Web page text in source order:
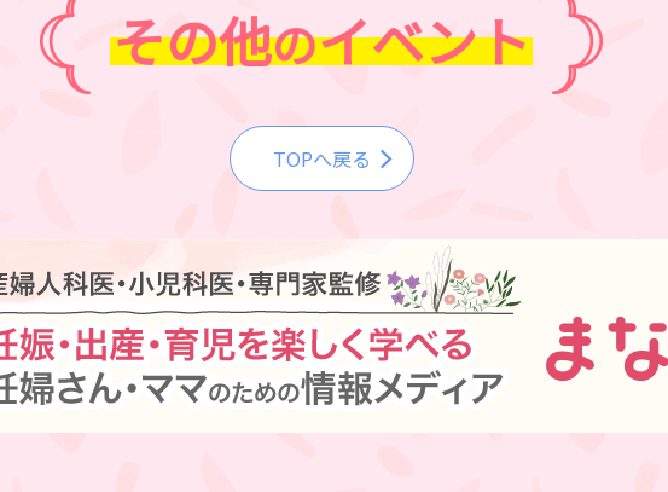
その他のイベント
TOPへ戻る